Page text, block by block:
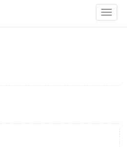
Toggle